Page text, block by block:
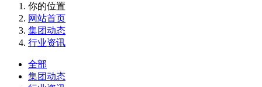
你的位置
网站首页
集团动态
行业资讯
全部
集团动态